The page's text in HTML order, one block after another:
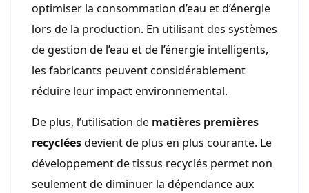
optimiser la consommation d’eau et d’énergie
lors de la production. En utilisant des systèmes
de gestion de l’eau et de l’énergie intelligents,
les fabricants peuvent considérablement
réduire leur impact environnemental.
De plus, l’utilisation de matières premières
recycléesdevient de plus en plus courante. Le
développement de tissus recyclés permet non
seulement de diminuer la dépendance aux